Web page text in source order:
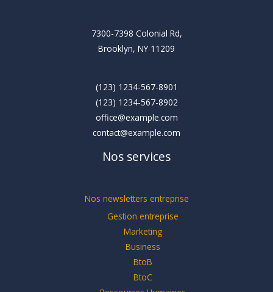
7300-7398 Colonial Rd,
Brooklyn, NY 11209
(123) 1234-567-8901
(123) 1234-567-8902
office@example.com
contact@example.com
Nos services
Nos newsletters entreprise
Gestion entreprise
Marketing
Business
BtoB
BtoC